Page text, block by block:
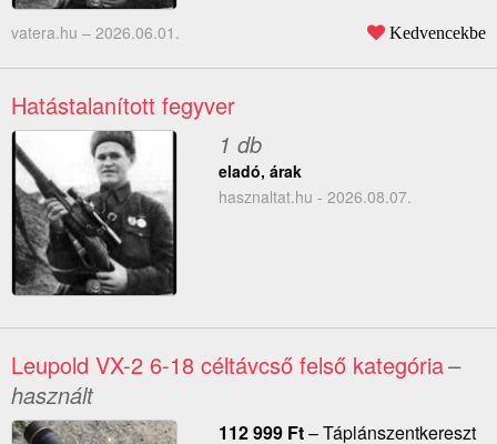
vatera.hu – 2026.06.01. Kedvencekbe
Hatástalanított fegyver
1 db
eladó, árak
hasznaltat.hu - 2026.08.07.
Leupold VX-2 6-18 céltávcső felső kategória–
használt
112 999 Ft–Táplánszentkereszt